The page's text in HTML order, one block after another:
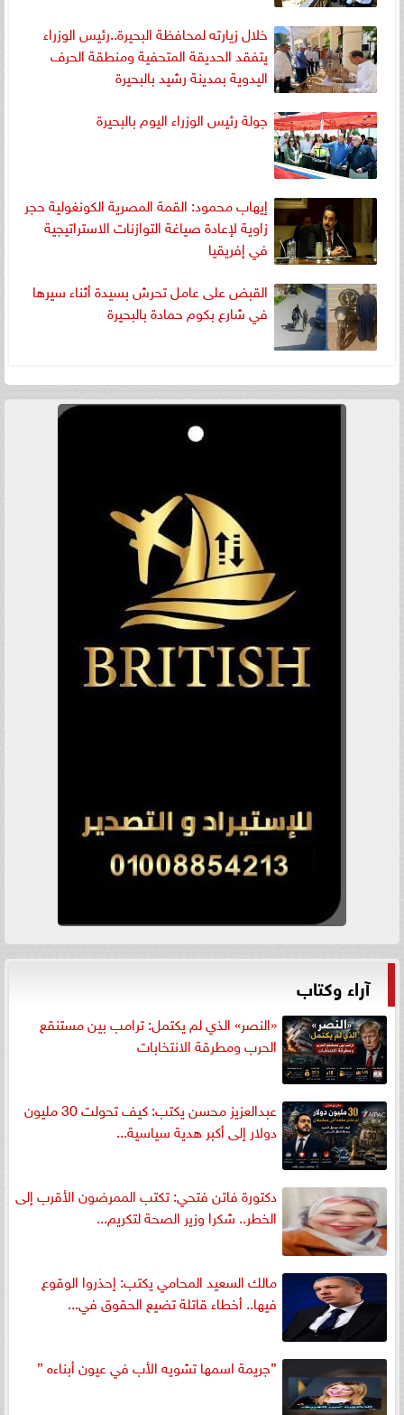
خلال زيارته لمحافظة البحيرة..رئيس الوزراء
يتفقد الحديقة المتحفية ومنطقة الحرف
اليدوية بمدينة رشيد بالبحيرة
جولة رئيس الوزراء اليوم بالبحيرة
إيهاب محمود: القمة المصرية الكونغولية حجر
زاوية لإعادة صياغة التوازنات الاستراتيجية
في إفريقيا
القبض على عامل تحرش بسيدة أثناء سيرها
في شارع بكوم حمادة بالبحيرة
آراء وكتاب
«النصر» الذي لم يكتمل: ترامب بين مستنقع
الحرب ومطرقة الانتخابات
عبدالعزيز محسن يكتب: كيف تحولت 30 مليون
دولار إلى أكبر هدية سياسية...
دكتورة فاتن فتحي: تكتب الممرضون الأقرب إلى
الخطر.. شكرا وزير الصحة لتكريم...
مالك السعيد المحامي يكتب: إحذروا الوقوع
فيها.. أخطاء قاتلة تضيع الحقوق في...
”جريمة اسمها تشويه الأب في عيون أبناءه ”